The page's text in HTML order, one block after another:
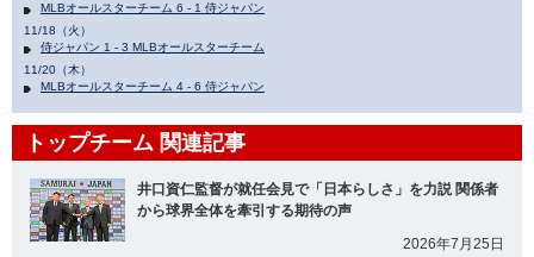
MLBオールスターチーム 6 - 1 侍ジャパン
11/18（火）
侍ジャパン 1 - 3 MLBオールスターチーム
11/20（木）
MLBオールスターチーム 4 - 6 侍ジャパン
トップチーム 関連記事
井口資仁監督が就任会見で「日本らしさ」を力説 関係者
から球界全体を牽引する期待の声
2026年7月25日